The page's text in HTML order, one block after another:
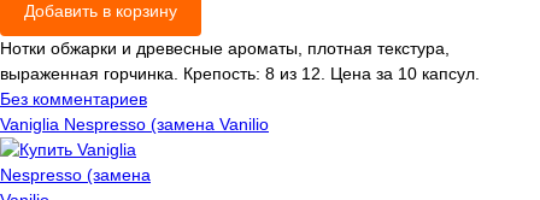
Добавить в корзину
Нотки обжарки и древесные ароматы, плотная текстура,
выраженная горчинка. Крепость: 8 из 12. Цена за 10 капсул.
Без комментариев
Vaniglia Nespresso (замена Vanilio